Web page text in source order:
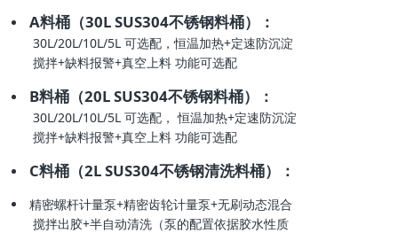
A料桶（30L SUS304不锈钢料桶）：
30L/20L/10L/5L 可选配，恒温加热+定速防沉淀
搅拌+缺料报警+真空上料 功能可选配
B料桶（20L SUS304不锈钢料桶）：
30L/20L/10L/5L 可选配， 恒温加热+定速防沉淀
搅拌+缺料报警+真空上料 功能可选配
C料桶（2L SUS304不锈钢清洗料桶）：
精密螺杆计量泵+精密齿轮计量泵+无刷动态混合
搅拌出胶+半自动清洗（泵的配置依据胶水性质